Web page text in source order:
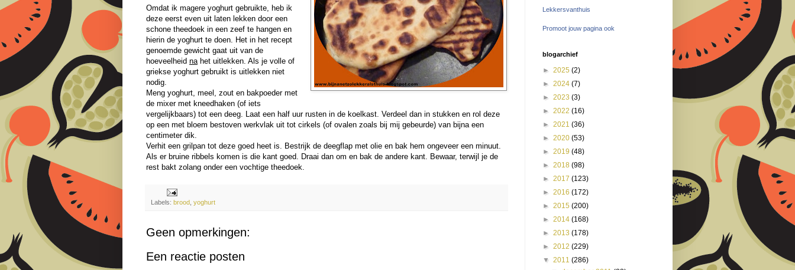
Omdat ik magere yoghurt gebruikte, heb ik
deze eerst even uit laten lekken door een
schone theedoek in een zeef te hangen en
hierin de yoghurt te doen. Het in het recept
genoemde gewicht gaat uit van de
hoeveelheid na het uitlekken. Als je volle of
griekse yoghurt gebruikt is uitlekken niet
nodig.
Meng yoghurt, meel, zout en bakpoeder met
de mixer met kneedhaken (of iets
vergelijkbaars) tot een deeg. Laat een half uur rusten in de koelkast. Verdeel dan in stukken en rol deze
op een met bloem bestoven werkvlak uit tot cirkels (of ovalen zoals bij mij gebeurde) van bijna een
centimeter dik.
Verhit een grilpan tot deze goed heet is. Bestrijk de deegflap met olie en bak hem ongeveer een minuut.
Als er bruine ribbels komen is die kant goed. Draai dan om en bak de andere kant. Bewaar, terwijl je de
rest bakt zolang onder een vochtige theedoek.
Labels: brood yoghurt
Geen opmerkingen:
Een reactie posten
Lekkersvanthuis
Promoot jouw pagina ook
blogarchief
► 2025 (2)
► 2024 (7)
► 2023 (3)
► 2022 (16)
► 2021 (36)
► 2020 (53)
► 2019 (48)
► 2018 (98)
► 2017 (123)
► 2016 (172)
► 2015 (200)
► 2014 (168)
► 2013 (178)
► 2012 (229)
▼ 2011 (286)